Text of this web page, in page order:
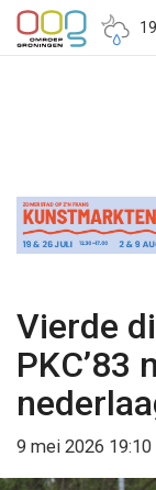
Vierde
PKC’83
9 mei 2026 19:10